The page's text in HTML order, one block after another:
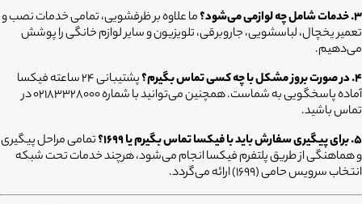
۳. خدمات شامل چه لوازمی می‌شود؟
ما علاوه بر ظرفشویی، تمامی خدمات نصب و
تعمیر یخچال، لباسشویی، جاروبرقی، تلویزیون و سایر لوازم خانگی را پوشش
می‌دهیم.
۴. در صورت بروز مشکل با چه کسی تماس بگیرم؟
پشتیبانی ۲۴ ساعته فیکسا
آماده پاسخگویی به شماست. همچنین می‌توانید با شماره 02183328000 در
تماس باشید.
۵. برای پیگیری سفارش باید با فیکسا تماس بگیرم یا ۱۶۹۹؟
تمامی مراحل پیگیری
و هماهنگی از طریق پلتفرم فیکسا انجام می‌شود، هرچند خدمات تحت شبکه
انتخاب سرویس حامی (۱۶۹۹) ارائه می‌گردد.